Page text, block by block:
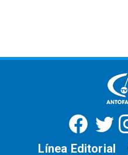
Línea Editorial